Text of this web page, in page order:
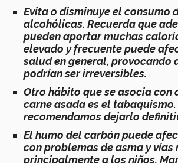
Evita o disminuye el consumo
alcohólicas. Recuerda que
pueden aportar muchas
elevado y frecuente puede
salud en general, provocando
podrían ser irreversibles.
Otro hábito que se asocia con
carne asada es el tabaquismo.
recomendamos dejarlo
El humo del carbón puede
con problemas de asma y
principalmente a los niños.